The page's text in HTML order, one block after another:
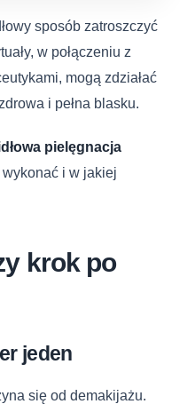
sposób zatroszczyć
w połączeniu z
mogą zdziałać
i pełna blasku.
pielęgnacja
i w jakiej
krok po
jeden
się od demakijażu.